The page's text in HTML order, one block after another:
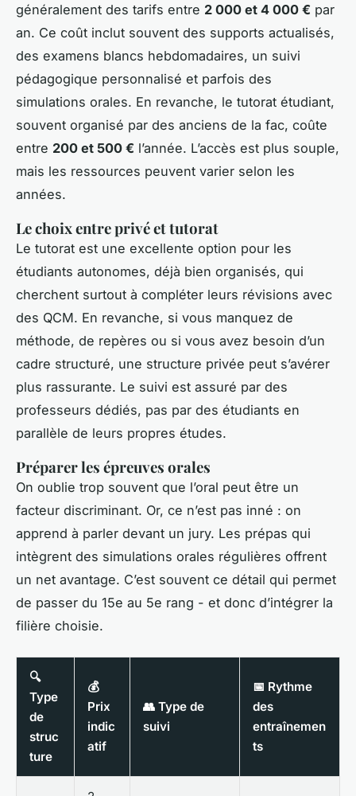
généralement des tarifs entre 2 000 et 4 000 € par
an. Ce coût inclut souvent des supports actualisés,
des examens blancs hebdomadaires, un suivi
pédagogique personnalisé et parfois des
simulations orales. En revanche, le tutorat étudiant,
souvent organisé par des anciens de la fac, coûte
entre 200 et 500 € l’année. L’accès est plus souple,
mais les ressources peuvent varier selon les
années.
Le choix entre privé et tutorat
Le tutorat est une excellente option pour les
étudiants autonomes, déjà bien organisés, qui
cherchent surtout à compléter leurs révisions avec
des QCM. En revanche, si vous manquez de
méthode, de repères ou si vous avez besoin d’un
cadre structuré, une structure privée peut s’avérer
plus rassurante. Le suivi est assuré par des
professeurs dédiés, pas par des étudiants en
parallèle de leurs propres études.
Préparer les épreuves orales
On oublie trop souvent que l’oral peut être un
facteur discriminant. Or, ce n’est pas inné : on
apprend à parler devant un jury. Les prépas qui
intègrent des simulations orales régulières offrent
un net avantage. C’est souvent ce détail qui permet
de passer du 15e au 5e rang - et donc d’intégrer la
filière choisie.
🔍
Type
de
struc
ture
💰
Prix
indic
atif
👥 Type de
suivi
📅 Rythme
des
entraînemen
ts